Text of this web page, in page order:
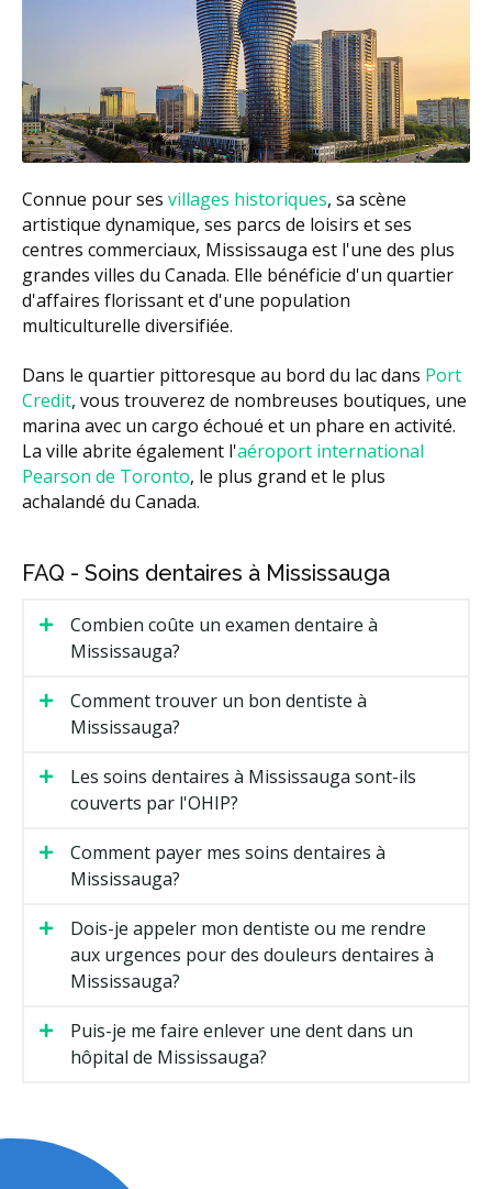
Connue pour ses villages historiques, sa scène
artistique dynamique, ses parcs de loisirs et ses
centres commerciaux, Mississauga est l'une des plus
grandes villes du Canada. Elle bénéficie d'un quartier
d'affaires florissant et d'une population
multiculturelle diversifiée.
Dans le quartier pittoresque au bord du lac dans Port
Credit, vous trouverez de nombreuses boutiques, une
marina avec un cargo échoué et un phare en activité.
La ville abrite également l'aéroport international
Pearson de Toronto, le plus grand et le plus
achalandé du Canada.
FAQ - Soins dentaires à Mississauga
Combien coûte un examen dentaire à
Mississauga?
Comment trouver un bon dentiste à
Mississauga?
Les soins dentaires à Mississauga sont-ils
couverts par l'OHIP?
Comment payer mes soins dentaires à
Mississauga?
Dois-je appeler mon dentiste ou me rendre
aux urgences pour des douleurs dentaires à
Mississauga?
Puis-je me faire enlever une dent dans un
hôpital de Mississauga?